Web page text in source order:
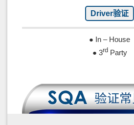
Driver验证
● In – House
● 3rdParty